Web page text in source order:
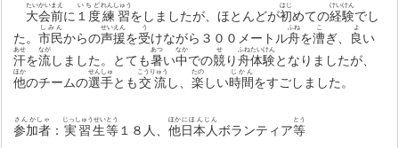
大会前
たいかいまえ
に １度
いちど
練習
れんしゅう
をしましたが、ほとんどが初
はじ
めての経験
けいけん
でし
た。市民
しみん
からの声援
せいえん
を受
う
けながら３００メートル舟
ふね
を漕
こ
ぎ、 良
よ
い
汗
あせ
を流
なが
しました。とても暑
あつ
い中
なか
での競
せ
り舟
ふね
体験
たいけん
となりましたが、
他
ほか
のチームの選手
せんしゅ
とも交流
こうりゅう
し、楽
たの
しい時間
じかん
をすごしました。
参加者
さんかしゃ
： 実習生
じっしゅうせい
等
とう
１８人、他
ほか
日本人
にほんじん
ボランティア等
とう